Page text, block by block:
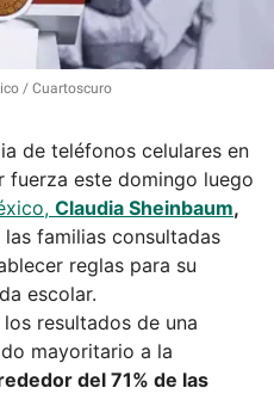
Cuartoscuro
de teléfonos celulares en
fuerza este domingo luego
Claudia Sheinbaum,
familias consultadas
reglas para su
escolar.
resultados de una
mayoritario a la
del 71% de las